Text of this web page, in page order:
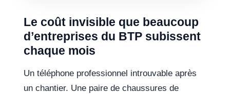
Le coût invisible que beaucoup
d’entreprises du BTP subissent
chaque mois
Un téléphone professionnel introuvable après
un chantier. Une paire de chaussures de